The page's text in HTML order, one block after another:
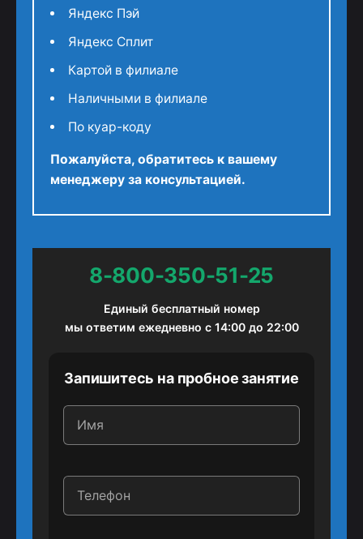
Яндекс Пэй
Яндекс Сплит
Картой в филиале
Наличными в филиале
По куар-коду
Пожалуйста, обратитесь к вашему
менеджеру за консультацией.
8-800-350-51-25
Единый бесплатный номер
мы ответим ежедневно с 14:00 до 22:00
Запишитесь на пробное занятие